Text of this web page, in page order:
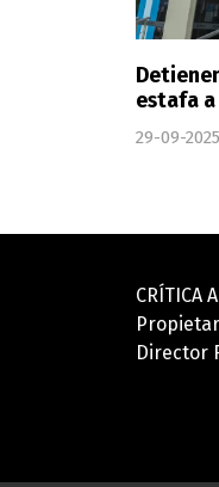
estafa a
29-09-2025
CRÍTICA
Director